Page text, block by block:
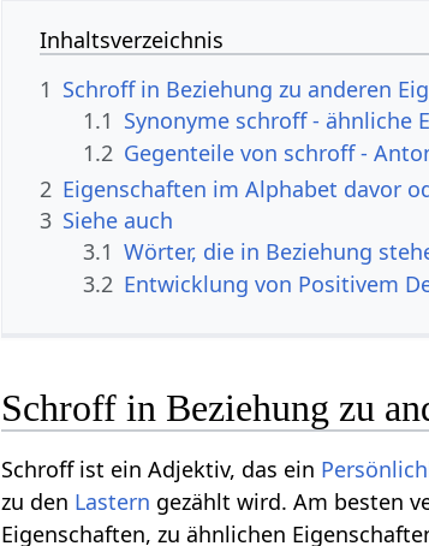
Inhaltsverzeichnis
1 Schroff in Beziehung zu anderen
1.1 Synonyme schroff - ähnliche
1.2 Gegenteile von schroff -
2 Eigenschaften im Alphabet davor
3 Siehe auch
3.1 Wörter, die in Beziehung
3.2 Entwicklung von Positivem
Schroff in Beziehung zu
Schroff ist ein Adjektiv, das ein
zu den Lastern gezählt wird. Am besten
Eigenschaften, zu ähnlichen